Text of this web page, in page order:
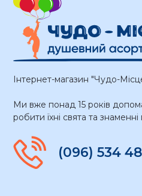
Інтернет-магазин "Чудо-
Ми вже понад 15 років
робити їхні свята та знаменні
(096) 534